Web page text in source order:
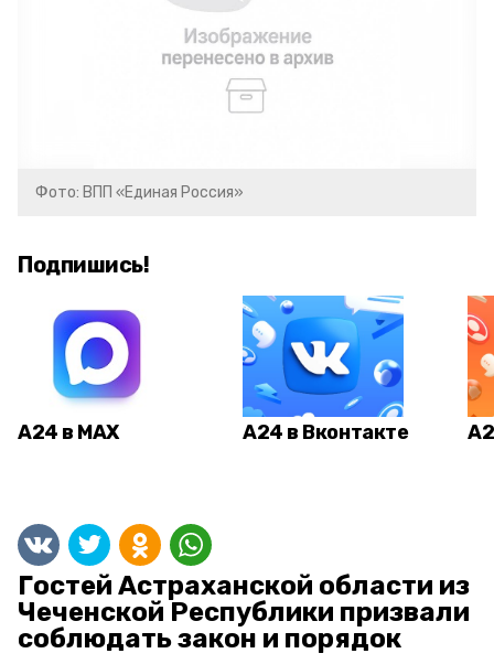
Фото: ВПП «Единая Россия»
Подпишись!
А24 в MAX А24 в Вконтакте
Гостей Астраханской области из
Чеченской Республики призвали
соблюдать закон и порядок